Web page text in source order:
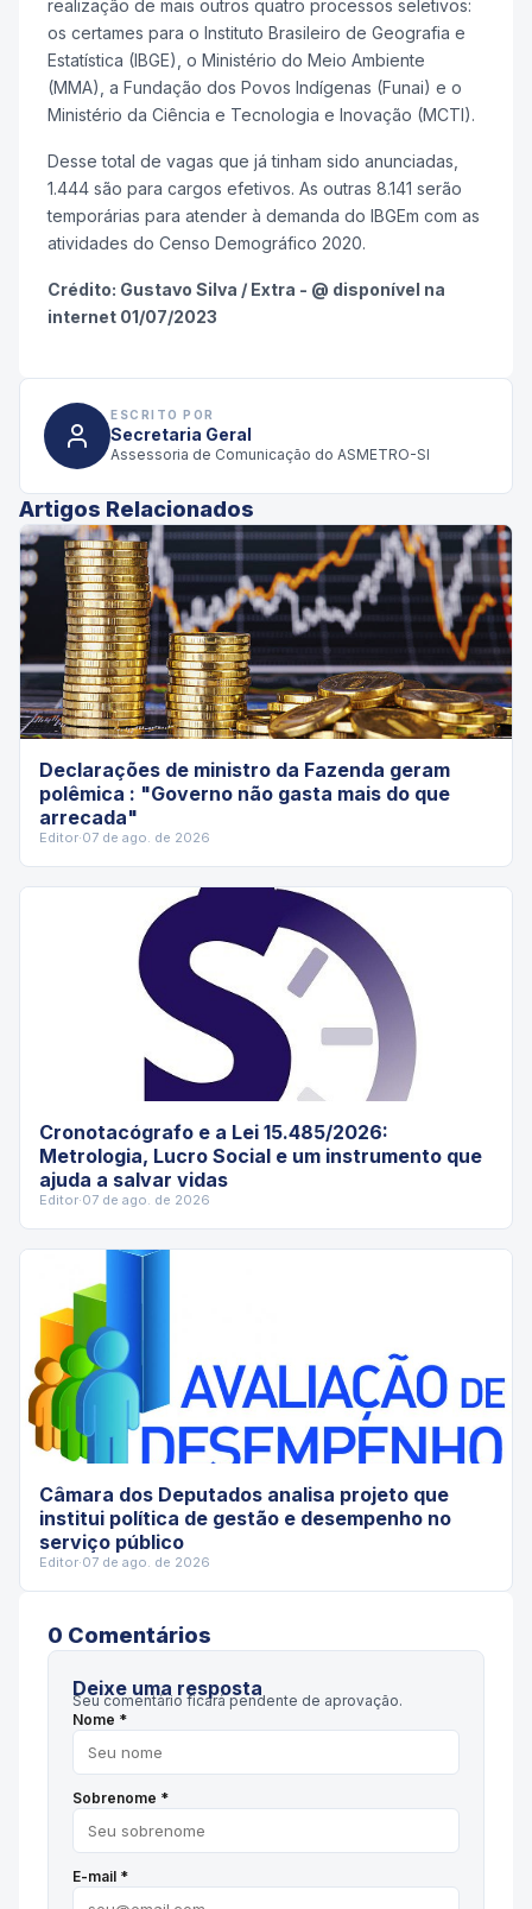
realização de mais outros quatro processos seletivos:
os certames para o Instituto Brasileiro de Geografia e
Estatística (IBGE), o Ministério do Meio Ambiente
(MMA), a Fundação dos Povos Indígenas (Funai) e o
Ministério da Ciência e Tecnologia e Inovação (MCTI).
Desse total de vagas que já tinham sido anunciadas,
1.444 são para cargos efetivos. As outras 8.141 serão
temporárias para atender à demanda do IBGEm com as
atividades do Censo Demográfico 2020.
Crédito: Gustavo Silva / Extra - @ disponível na
internet 01/07/2023
ESCRITO POR
Secretaria Geral
Assessoria de Comunicação do ASMETRO-SI
Artigos Relacionados
Declarações de ministro da Fazenda geram
polêmica : "Governo não gasta mais do que
arrecada"
Editor·07 de ago. de 2026
Cronotacógrafo e a Lei 15.485/2026:
Metrologia, Lucro Social e um instrumento que
ajuda a salvar vidas
Editor·07 de ago. de 2026
Câmara dos Deputados analisa projeto que
institui política de gestão e desempenho no
serviço público
Editor·07 de ago. de 2026
0 Comentários
Deixe uma resposta
Seu comentário ficará pendente de aprovação.
Nome *
Sobrenome *
E-mail *